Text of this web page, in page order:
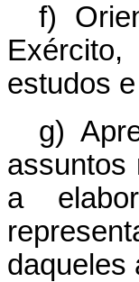
f)
estudos
g)
assuntos
a
daqueles